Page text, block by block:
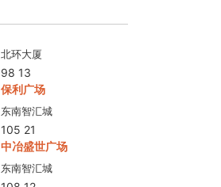
北环大厦
98 13
保利广场
东南智汇城
105 21
中冶盛世广场